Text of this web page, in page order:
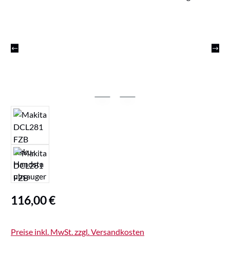
Regulärer Preis:
116,00 €
Preise inkl. MwSt. zzgl. Versandkosten